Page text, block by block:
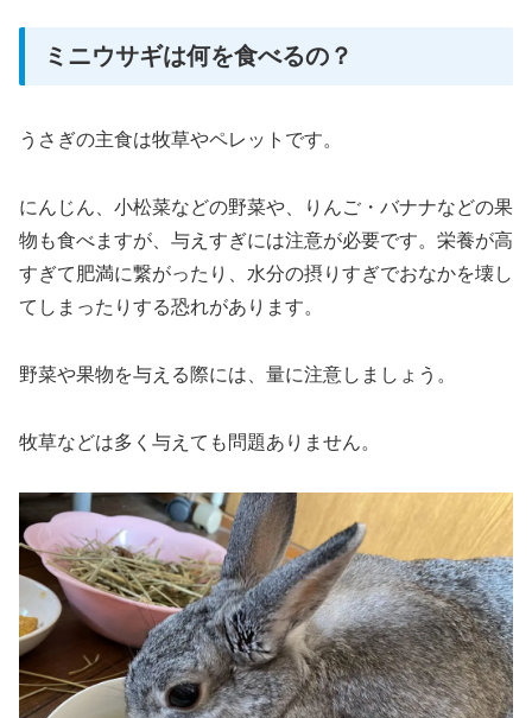
ミニウサギは何を食べるの？
うさぎの主食は牧草やペレットです。
にんじん、小松菜などの野菜や、りんご・バナナなどの果
物も食べますが、与えすぎには注意が必要です。栄養が高
すぎて肥満に繋がったり、水分の摂りすぎでおなかを壊し
てしまったりする恐れがあります。
野菜や果物を与える際には、量に注意しましょう。
牧草などは多く与えても問題ありません。